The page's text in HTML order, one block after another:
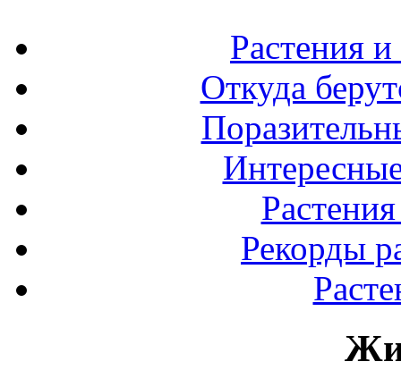
Растения
Откуда
Рекорды